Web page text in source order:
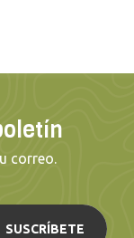
correo.
SUSCRÍBETE